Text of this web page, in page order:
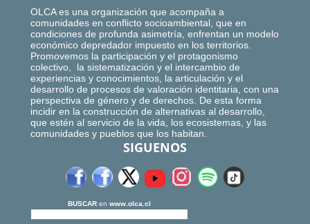
OLCA es una organización que acompaña a
comunidades en conflicto socioambiental, que en
condiciones de profunda asimetría, enfrentan un modelo
económico depredador impuesto en los territorios.
Promovemos la participación y el protagonismo
colectivo, la sistematización y el intercambio de
experiencias y conocimientos, la articulación y el
desarrollo de procesos de valoración identitaria, con una
perspectiva de género y de derechos. De esta forma
incidir en la construcción de alternativas al desarrollo,
que estén al servicio de la vida, los ecosistemas, y las
comunidades y pueblos que los habitan.
SIGUENOS
BUSCAR en www.olca.cl